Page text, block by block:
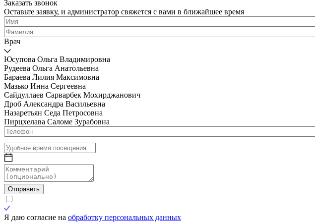
Заказать звонок
Оставьте заявку, и администратор свяжется с вами в ближайшее время
Врач
Юсупова Ольга Владимировна
Рудеева Ольга Анатольевна
Бараева Лилия Максимовна
Мазько Инна Сергеевна
Сайдуллаев Сарварбек Мохирджанович
Дроб Александра Васильевна
Назаретьян Седа Петросовна
Пирцхелава Саломе Зурабовна
Отправить
Я даю согласие на обработку персональных данных